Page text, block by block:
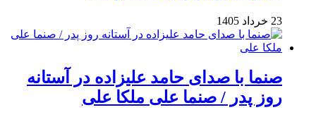
23 خرداد 1405
صنما با صدای حامد علیزاده در آستانه
روز پدر / صنما علی ملکا علی